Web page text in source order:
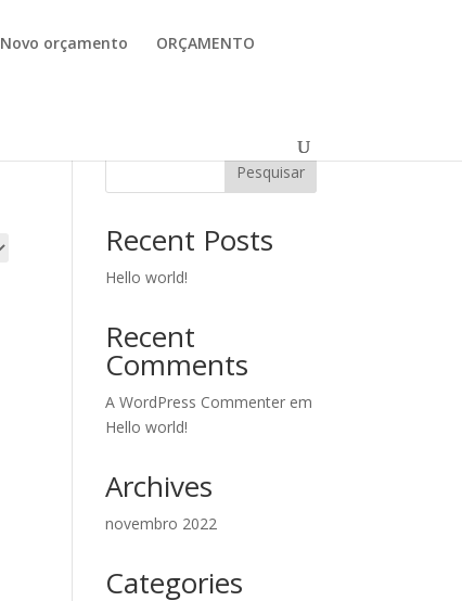
Novo orçamento ORÇAMENTO
Pesquisar
Recent Posts
Hello world!
Recent
Comments
A WordPress Commenter em
Hello world!
Archives
novembro 2022
Categories